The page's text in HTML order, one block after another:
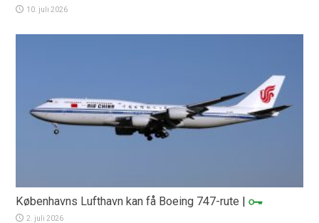
10. juli 2026
Københavns Lufthavn kan få Boeing 747-rute |
2. juli 2026